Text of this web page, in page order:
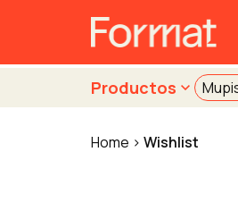
Productos
Home Wishlist